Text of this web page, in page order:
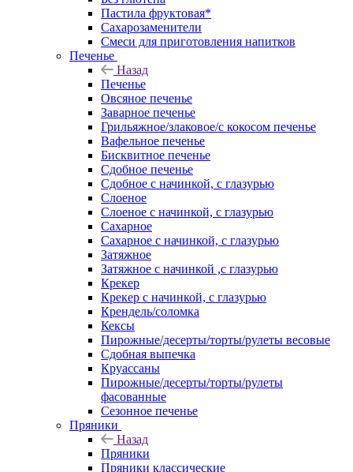
Пастила фруктовая*
Сахарозаменители
Смеси для приготовления напитков
Печенье
Назад
Печенье
Овсяное печенье
Заварное печенье
Грильяжное/злаковое/с кокосом печенье
Вафельное печенье
Бисквитное печенье
Сдобное печенье
Сдобное с начинкой, с глазурью
Слоеное
Слоеное с начинкой, с глазурью
Сахарное
Сахарное с начинкой, с глазурью
Затяжное
Затяжное с начинкой ,с глазурью
Крекер
Крекер с начинкой, с глазурью
Крендель/соломка
Кексы
Пирожные/десерты/торты/рулеты весовые
Сдобная выпечка
Круассаны
Пирожные/десерты/торты/рулеты
фасованные
Сезонное печенье
Пряники
Назад
Пряники
Пряники классические